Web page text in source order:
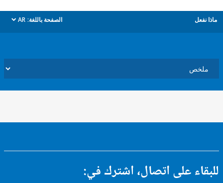
الصفحة باللغة: AR
dropdown
على اتصال، اشترك في: